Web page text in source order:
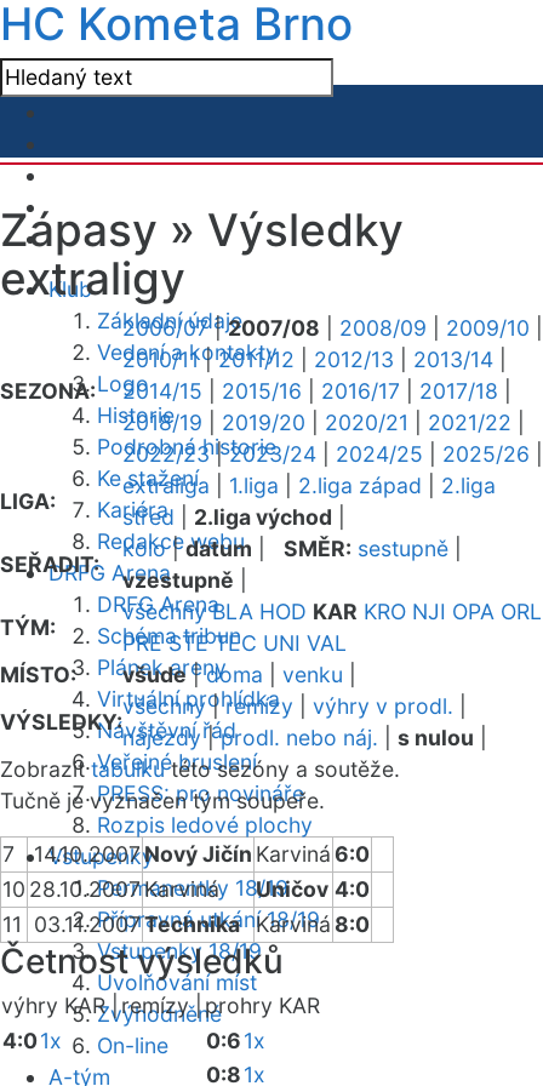
HC Kometa Brno
Klub
Základní údaje
Vedení a kontakty
Logo
Historie
Podrobná historie
Ke stažení
Kariéra
Redakce webu
DRFG Arena
DRFG Arena
Schéma tribun
Plánek areny
Virtuální prohlídka
Návštěvní řád
Veřejné bruslení
PRESS: pro novináře
Rozpis ledové plochy
Vstupenky
Permanentky 18/19
Přípravná utkání 18/19
Vstupenky 18/19
Uvolňování míst
Zvýhodněné
On-line
A-tým
Zápasy » Výsledky
extraligy
SEZONA:
2006/07|2007/08 2008/09 2009/10
2010/11|2011/12 2012/13 2013/14
2014/15
2015/16 2016/17 2017/18
2018/19
2019/20 2020/21 2021/22
2022/23|2023/24 2024/25 2025/26
LIGA:
extraliga 1.liga 2.liga západ
2.liga
střed
2.liga východ
SEŘADIT:
kolo|datum SMĚR: sestupně
vzestupně
TÝM:
všechny BLA HOD KAR KRO NJI OPA ORL
PRE STE TEC UNI VAL
MÍSTO:
všude|doma venku
VÝSLEDKY:
všechny|remízy výhry v prodl.
nájezdy|prodl. nebo náj. s nulou
Zobrazittabulkutéto sezóny a soutěže.
Tučně je vyznačen tým soupeře.
7 14.10.2007Nový Jičín Karviná6:0
10 28.10.2007Karviná Uničov 4:0
11
03.11.2007Technika Karviná 8:0
Četnost výsledků
výhry KAR | remízy |prohry KAR
4:01x 0:61x
0:81x